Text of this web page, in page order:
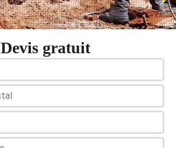
Devis gratuit